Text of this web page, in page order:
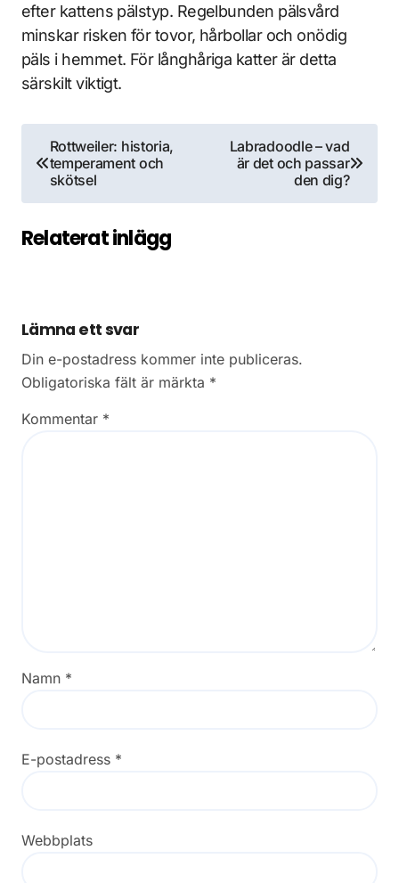
efter kattens pälstyp. Regelbunden pälsvård
minskar risken för tovor, hårbollar och onödig
päls i hemmet. För långhåriga katter är detta
särskilt viktigt.
Inläggsnavigering
Rottweiler: historia,
temperament och
skötsel
Labradoodle – vad
är det och passar
den dig?
Relaterat inlägg
Lämna ett svar
Din e-postadress kommer inte publiceras.
Obligatoriska fält är märkta *
Kommentar *
Namn *
E-postadress *
Webbplats